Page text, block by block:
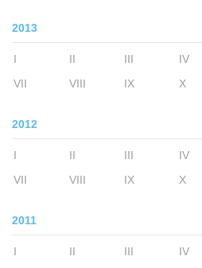
2013
I II III IV
VII
VIII IX X
2012
I II III IV
VII
VIII IX X
2011
I II III IV